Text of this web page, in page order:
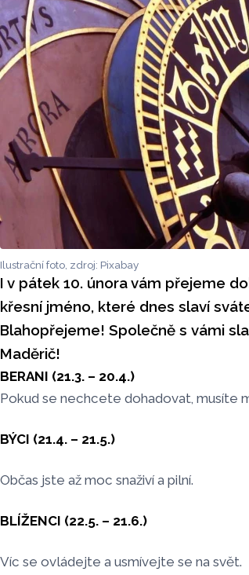
Ilustrační foto, zdroj: Pixabay
I v pátek 10. února vám přejeme
křesní jméno, které dnes slaví
Blahopřejeme! Společně s vámi
Maděrič!
BERANI (21.3. – 20.4.)
Pokud se nechcete dohadovat, musíte
BÝCI (21.4. – 21.5.)
Občas jste až moc snaživí a pilní.
BLÍŽENCI (22.5. – 21.6.)
Víc se ovládejte a usmívejte se na svět.